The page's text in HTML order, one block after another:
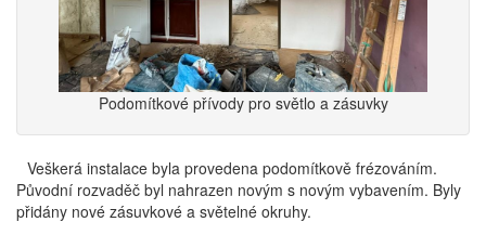
Podomítkové přívody pro světlo a zásuvky
Veškerá instalace byla provedena podomítkově frézováním.
Původní rozvaděč byl nahrazen novým s novým vybavením. Byly
přidány nové zásuvkové a světelné okruhy.